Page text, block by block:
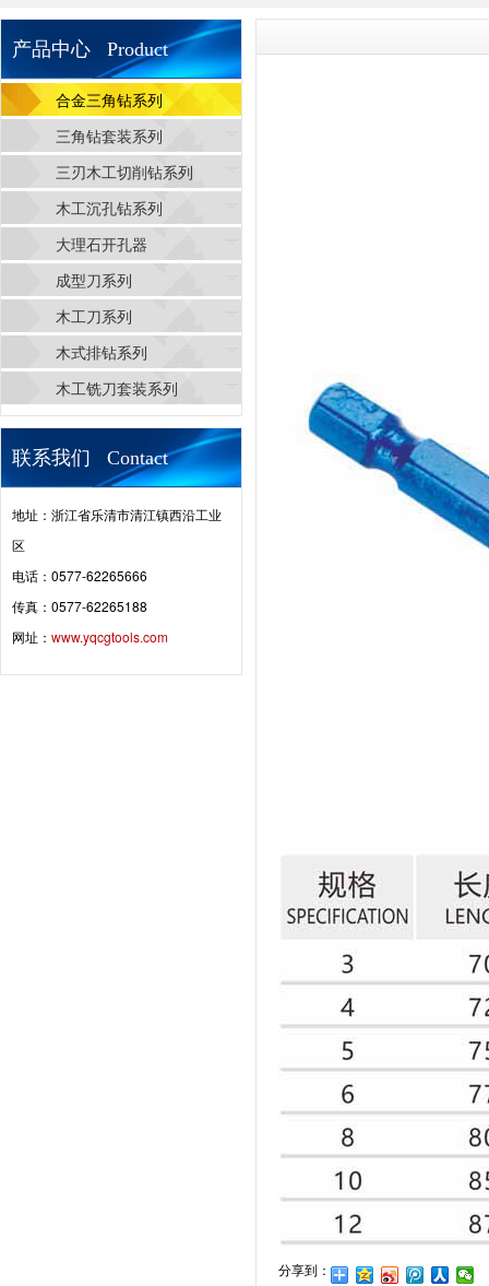
产品中心 Product
合金三角钻系列
三角钻套装系列
三刃木工切削钻系列
木工沉孔钻系列
大理石开孔器
成型刀系列
木工刀系列
木式排钻系列
木工铣刀套装系列
联系我们 Contact
地址：浙江省乐清市清江镇西沿工业
区
电话：0577-62265666
传真：0577-62265188
网址： www.yqcgtools.com
分享到：